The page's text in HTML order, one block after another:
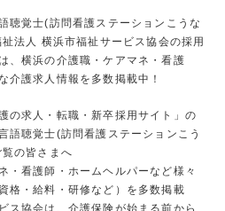
聴覚士(訪問看護ステーションこうな
法人 横浜市福祉サービス協会の採用
、横浜の介護職・ケアマネ・看護
介護求人情報を多数掲載中！
の求人・転職・新卒採用サイト」 の
語聴覚士(訪問看護ステーションこう
の皆さまへ
・看護師・ホームヘルパーなど様々
格・給料・研修など）を多数掲載